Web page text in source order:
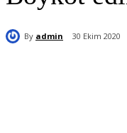
By admin 30 Ekim 2020